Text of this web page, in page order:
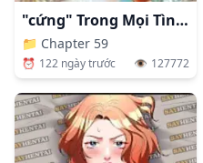
"cứng" Trong Mọi Tình Huống
📁 Chapter 59
⏰ 122 ngày trước 👁️ 127772